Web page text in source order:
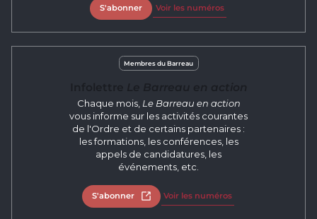
S'abonner Voir les numéros
Membres du Barreau
Chaque mois, Le Barreau en action
vous informe sur les activités courantes
de l'Ordre et de certains partenaires :
les formations, les conférences, les
appels de candidatures, les
événements, etc.
S'abonner Ouvrir dans un nouvel onglet
Voir les numéros